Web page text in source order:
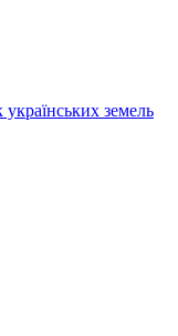
українських земель